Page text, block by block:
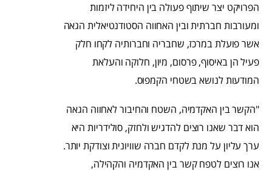
הפרויקט יצר שיתוף פעולה בין היחידה ליזמות
ומעורבות חברתית ובין האחווה הסטודנטיאלית הגאה
אשר פועלת במרכז, שחבריה וחברותיה לקחו חלק
פעיל הן באיסוף, פרסום, מיון, חלוקה והעלאת
המודעות לנושא בשטחי הקמפוס.
"הקשר בין האקדמיה, השטח והחיבור לאחווה הגאה
הוא דבר שאנו רוצים להדגיש ולחזק, סולידריות היא
ערך עליון על מנת לקדם חברה שוויונית וצודקת יותר.
אנו רוצים לטפח קשר בין האקדמיה והקהילה,